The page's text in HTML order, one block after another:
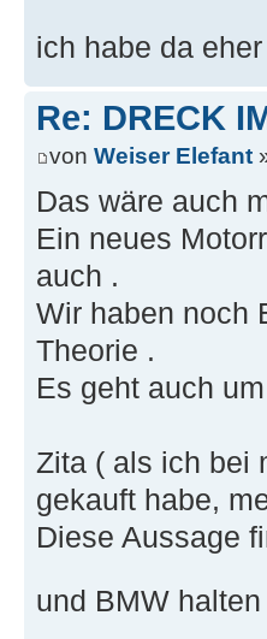
ich habe da
Re: DRECK
von Weiser Elefant
Das wäre auch
Ein neues
auch .
Wir haben noch
Theorie .
Es geht auch
Zita ( als ich bei
gekauft habe,
Diese Aussage
und BMW